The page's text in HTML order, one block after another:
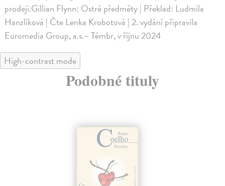
prodeji.Gillian Flynn: Ostré předměty | Překlad: Ludmila
Hanzlíková | Čte Lenka Krobotová | 2. vydání připravila
Euromedia Group, a.s.– Témbr, v říjnu 2024
High-contrast mode
Podobné tituly